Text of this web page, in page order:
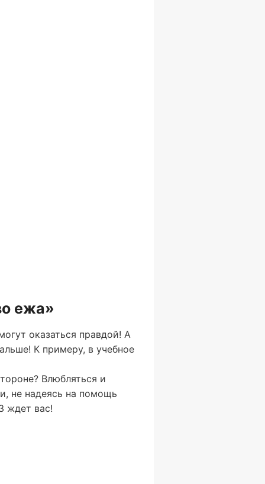
ежа»
оказаться правдой! А
К примеру, в учебное
Влюбляться и
не надеясь на помощь
ждет вас!